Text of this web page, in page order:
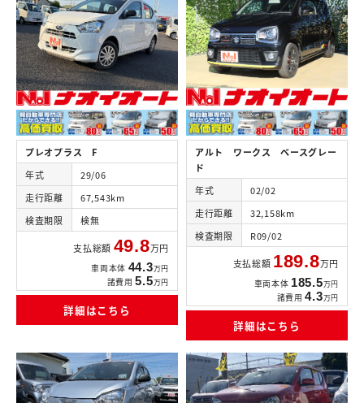
プレオプラス F
年式
29/06
走行距離
67,543km
検査期限
検無
支払総額 49.8万円
車両本体 44.3万円
諸費用 5.5万円
詳細はこちら
アルト ワークス ベースグレー
ド
年式
02/02
走行距離
32,158km
検査期限
R09/02
支払総額 189.8万円
車両本体 185.5万円
諸費用 4.3万円
詳細はこちら